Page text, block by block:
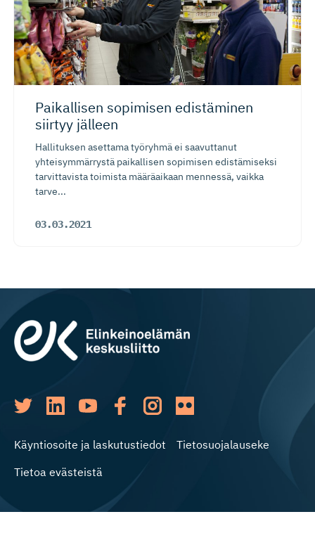
Paikallisen sopimisen edistäminen
siirtyy jälleen
Hallituksen asettama työryhmä ei saavuttanut
yhteisymmärrystä paikallisen sopimisen edistämiseksi
tarvittavista toimista määräaikaan mennessä, vaikka
tarve...
03.03.2021
Käyntiosoite ja laskutustiedot
Tietosuojalauseke
Tietoa evästeistä